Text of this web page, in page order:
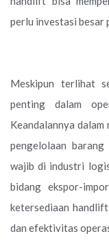
perlu investasi besar
Meskipun terlihat
penting dalam
Keandalannya
pengelolaan
wajib di industri
bidang ekspor-
ketersediaan
dan efektivitas